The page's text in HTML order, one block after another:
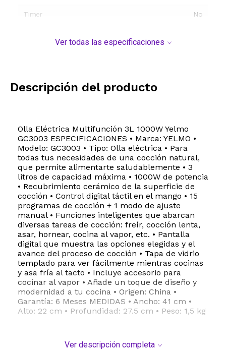
Timer No
Modelo y origen
Ver todas las especificaciones
Descripción del producto
Olla Eléctrica Multifunción 3L 1000W Yelmo
GC3003 ESPECIFICACIONES • Marca: YELMO •
Modelo: GC3003 • Tipo: Olla eléctrica • Para
todas tus necesidades de una cocción natural,
que permite alimentarte saludablemente • 3
litros de capacidad máxima • 1000W de potencia
• Recubrimiento cerámico de la superficie de
cocción • Control digital táctil en el mango • 15
programas de cocción + 1 modo de ajuste
manual • Funciones inteligentes que abarcan
diversas tareas de cocción: freír, cocción lenta,
asar, hornear, cocina al vapor, etc. • Pantalla
digital que muestra las opciones elegidas y el
avance del proceso de cocción • Tapa de vidrio
templado para ver fácilmente mientras cocinas
y asa fría al tacto • Incluye accesorio para
cocinar al vapor • Añade un toque de diseño y
modernidad a tu cocina • Origen: China •
Garantía: 6 Meses MEDIDAS • Ancho: 41 cm •
Alto: 22 cm • Profundidad: 27.5 cm • Peso: 1,5 kg
Ver descripción completa